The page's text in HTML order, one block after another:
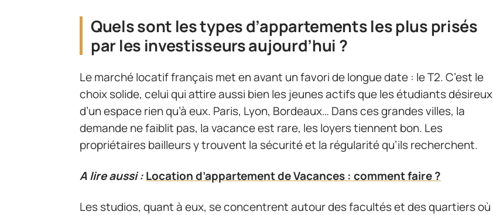
Quels sont les types d’appartements les plus prisés
par les investisseurs aujourd’hui ?
Le marché locatif français met en avant un favori de longue date : le T2. C’est le
choix solide, celui qui attire aussi bien les jeunes actifs que les étudiants désireux
d’un espace rien qu’à eux. Paris, Lyon, Bordeaux… Dans ces grandes villes, la
demande ne faiblit pas, la vacance est rare, les loyers tiennent bon. Les
propriétaires bailleurs y trouvent la sécurité et la régularité qu’ils recherchent.
A lire aussi :Location d’appartement de Vacances : comment faire ?
Les studios, quant à eux, se concentrent autour des facultés et des quartiers où